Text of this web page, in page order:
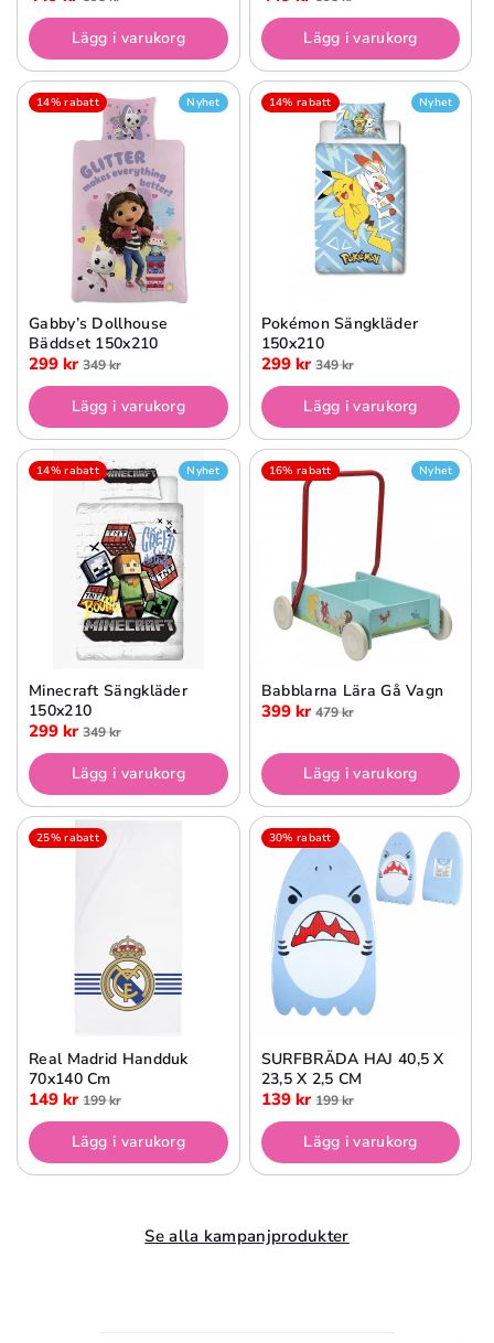
Lägg i varukorg Lägg i varukorg
14% rabatt Nyhet
Gabby’s Dollhouse
Bäddset 150x210
299 kr 349 kr
Lägg i varukorg
14% rabatt Nyhet
Pokémon Sängkläder
150x210
299 kr 349 kr
Lägg i varukorg
14% rabatt Nyhet
Minecraft Sängkläder
150x210
299 kr 349 kr
Lägg i varukorg
16% rabatt Nyhet
Babblarna Lära Gå Vagn
399 kr 479 kr
Lägg i varukorg
25% rabatt
Real Madrid Handduk
70x140 Cm
149 kr 199 kr
Lägg i varukorg
30% rabatt
SURFBRÄDA HAJ 40,5 X
23,5 X 2,5 CM
139 kr 199 kr
Lägg i varukorg
Se alla kampanjprodukter